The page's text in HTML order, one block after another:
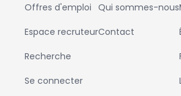
Offres d'emploi
Espace recruteur
Recherche
Se connecter
Qui sommes-nous
Contact